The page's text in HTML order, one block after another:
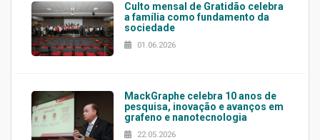
Culto mensal de Gratidão celebra
a família como fundamento da
sociedade
01.06.2026
MackGraphe celebra 10 anos de
pesquisa, inovação e avanços em
grafeno e nanotecnologia
22.05.2026